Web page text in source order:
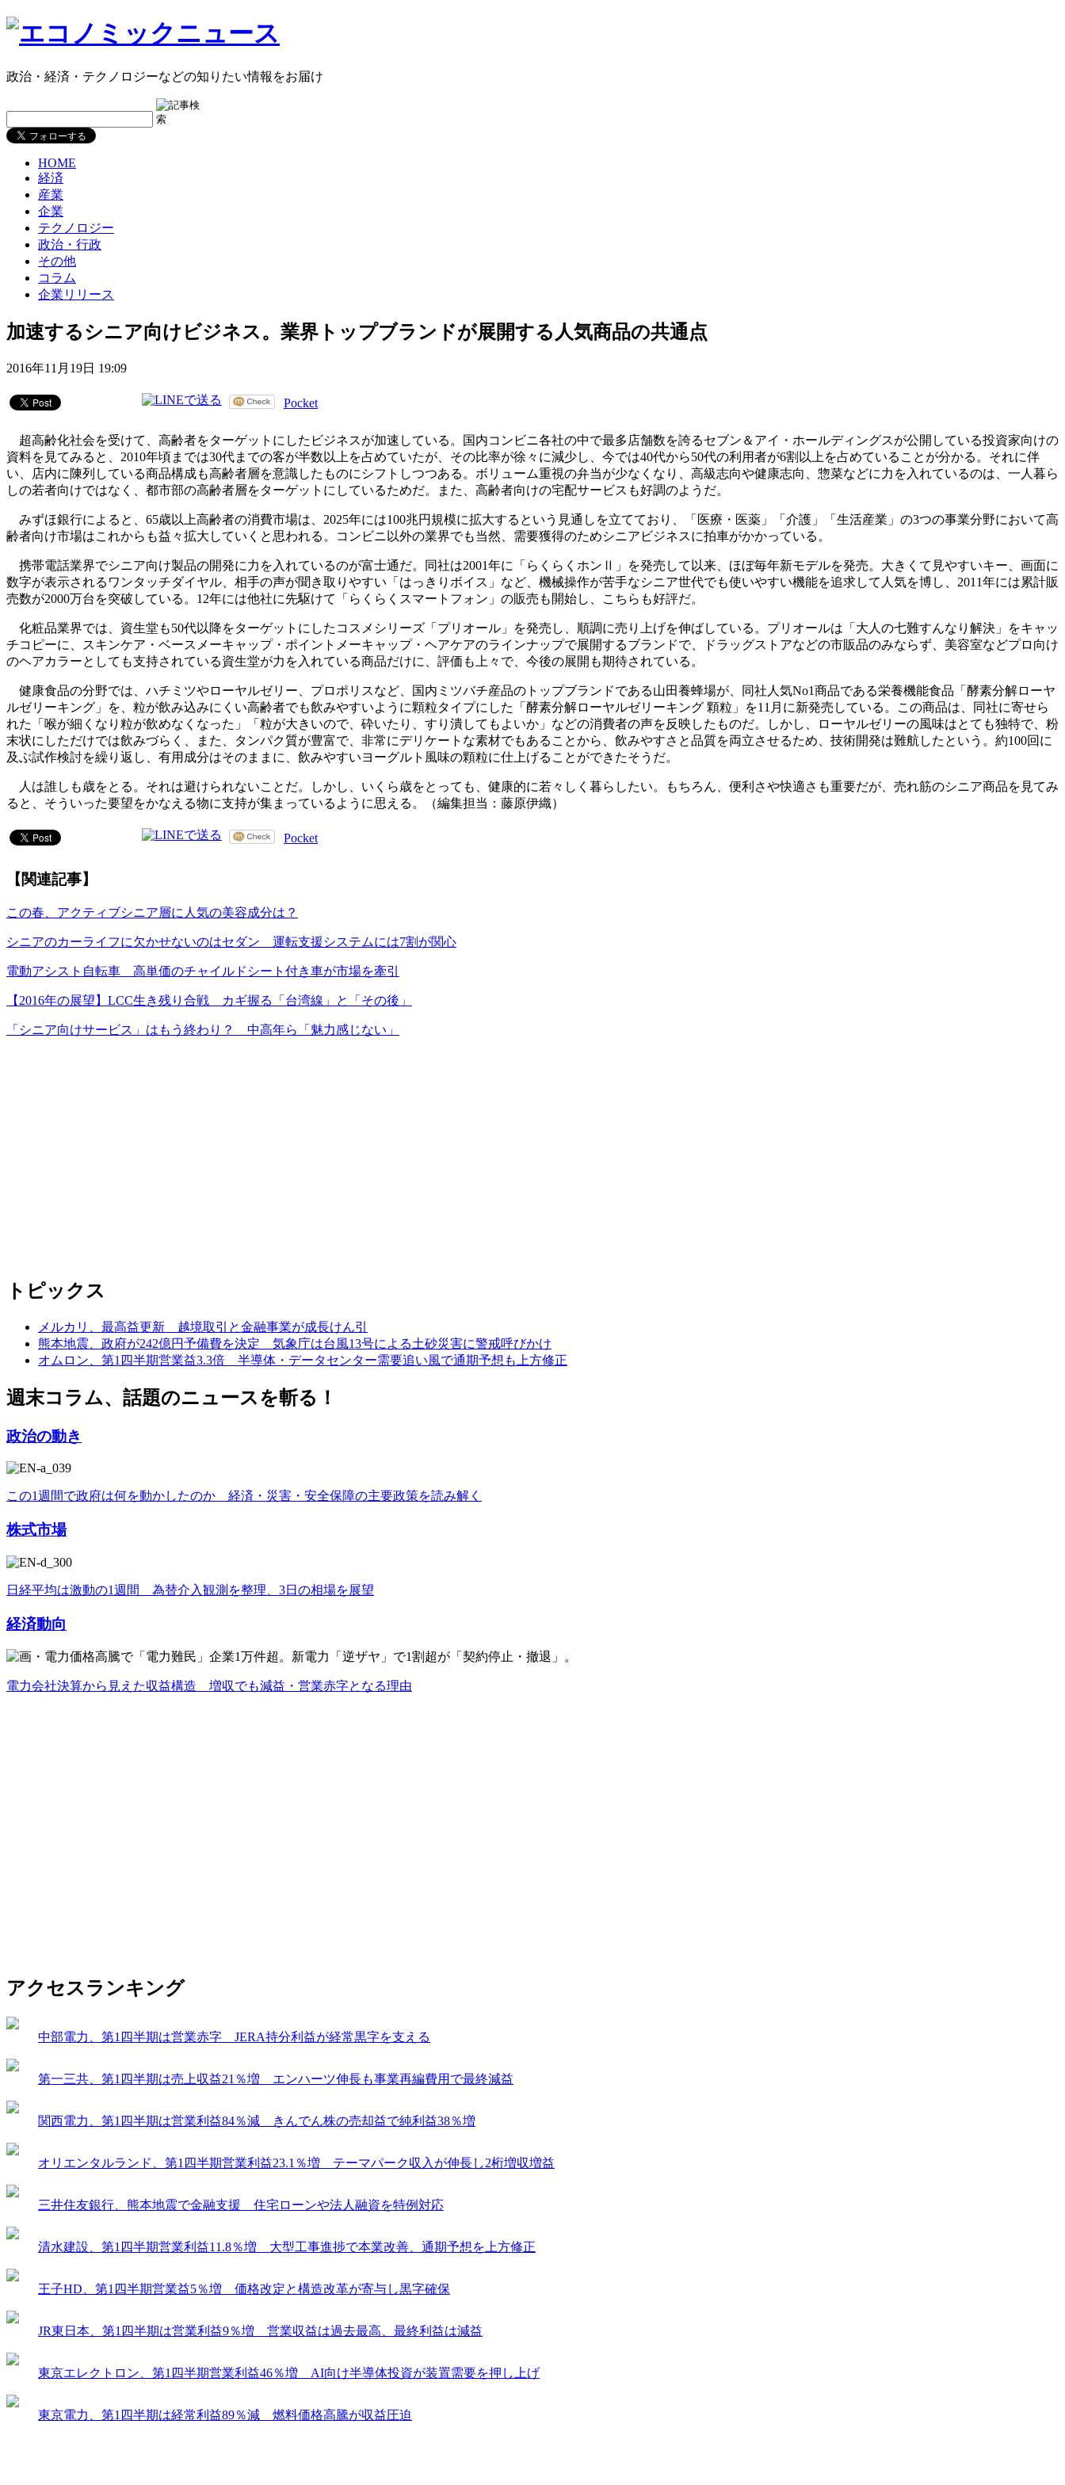
政治・経済・テクノロジーなどの知りたい情報をお届け
HOME
経済
産業
企業
テクノロジー
政治・行政
その他
コラム
企業リリース
加速するシニア向けビジネス。業界トップブランドが展開する人気商品の共通点
2016年11月19日 19:09
Pocket
超高齢化社会を受けて、高齢者をターゲットにしたビジネスが加速している。国内コンビニ各社の中で最多店舗数を誇るセブン＆アイ・ホールディングスが公開している投資家向けの
資料を見てみると、2010年頃までは30代までの客が半数以上を占めていたが、その比率が徐々に減少し、今では40代から50代の利用者が6割以上を占めていることが分かる。それに伴
い、店内に陳列している商品構成も高齢者層を意識したものにシフトしつつある。ボリューム重視の弁当が少なくなり、高級志向や健康志向、惣菜などに力を入れているのは、一人暮ら
しの若者向けではなく、都市部の高齢者層をターゲットにしているためだ。また、高齢者向けの宅配サービスも好調のようだ。
みずほ銀行によると、65歳以上高齢者の消費市場は、2025年には100兆円規模に拡大するという見通しを立てており、「医療・医薬」「介護」「生活産業」の3つの事業分野において高
齢者向け市場はこれからも益々拡大していくと思われる。コンビニ以外の業界でも当然、需要獲得のためシニアビジネスに拍車がかかっている。
携帯電話業界でシニア向け製品の開発に力を入れているのが富士通だ。同社は2001年に「らくらくホンⅡ」を発売して以来、ほぼ毎年新モデルを発売。大きくて見やすいキー、画面に
数字が表示されるワンタッチダイヤル、相手の声が聞き取りやすい「はっきりボイス」など、機械操作が苦手なシニア世代でも使いやすい機能を追求して人気を博し、2011年には累計販
売数が2000万台を突破している。12年には他社に先駆けて「らくらくスマートフォン」の販売も開始し、こちらも好評だ。
化粧品業界では、資生堂も50代以降をターゲットにしたコスメシリーズ「プリオール」を発売し、順調に売り上げを伸ばしている。プリオールは「大人の七難すんなり解決」をキャッ
チコピーに、スキンケア・ベースメーキャップ・ポイントメーキャップ・ヘアケアのラインナップで展開するブランドで、ドラッグストアなどの市販品のみならず、美容室などプロ向け
のヘアカラーとしても支持されている資生堂が力を入れている商品だけに、評価も上々で、今後の展開も期待されている。
健康食品の分野では、ハチミツやローヤルゼリー、プロポリスなど、国内ミツバチ産品のトップブランドである山田養蜂場が、同社人気No1商品である栄養機能食品「酵素分解ローヤ
ルゼリーキング」を、粒が飲み込みにくい高齢者でも飲みやすいように顆粒タイプにした「酵素分解ローヤルゼリーキング 顆粒」を11月に新発売している。この商品は、同社に寄せら
れた「喉が細くなり粒が飲めなくなった」「粒が大きいので、砕いたり、すり潰してもよいか」などの消費者の声を反映したものだ。しかし、ローヤルゼリーの風味はとても独特で、粉
末状にしただけでは飲みづらく、また、タンパク質が豊富で、非常にデリケートな素材でもあることから、飲みやすさと品質を両立させるため、技術開発は難航したという。約100回に
及ぶ試作検討を繰り返し、有用成分はそのままに、飲みやすいヨーグルト風味の顆粒に仕上げることができたそうだ。
人は誰しも歳をとる。それは避けられないことだ。しかし、いくら歳をとっても、健康的に若々しく暮らしたい。もちろん、便利さや快適さも重要だが、売れ筋のシニア商品を見てみ
ると、そういった要望をかなえる物に支持が集まっているように思える。（編集担当：藤原伊織）
Pocket
【関連記事】
この春、アクティブシニア層に人気の美容成分は？
シニアのカーライフに欠かせないのはセダン 運転支援システムには7割が関心
電動アシスト自転車 高単価のチャイルドシート付き車が市場を牽引
【2016年の展望】LCC生き残り合戦 カギ握る「台湾線」と「その後」
「シニア向けサービス」はもう終わり？ 中高年ら「魅力感じない」
トピックス
メルカリ、最高益更新 越境取引と金融事業が成長けん引
熊本地震、政府が242億円予備費を決定 気象庁は台風13号による土砂災害に警戒呼びかけ
オムロン、第1四半期営業益3.3倍 半導体・データセンター需要追い風で通期予想も上方修正
週末コラム、話題のニュースを斬る！
政治の動き
この1週間で政府は何を動かしたのか 経済・災害・安全保障の主要政策を読み解く
株式市場
日経平均は激動の1週間 為替介入観測を整理、3日の相場を展望
経済動向
電力会社決算から見えた収益構造 増収でも減益・営業赤字となる理由
アクセスランキング
中部電力、第1四半期は営業赤字 JERA持分利益が経常黒字を支える
第一三共、第1四半期は売上収益21％増 エンハーツ伸長も事業再編費用で最終減益
関西電力、第1四半期は営業利益84％減 きんでん株の売却益で純利益38％増
オリエンタルランド、第1四半期営業利益23.1％増 テーマパーク収入が伸長し2桁増収増益
三井住友銀行、熊本地震で金融支援 住宅ローンや法人融資を特例対応
清水建設、第1四半期営業利益11.8％増 大型工事進捗で本業改善、通期予想を上方修正
王子HD、第1四半期営業益5％増 価格改定と構造改革が寄与し黒字確保
JR東日本、第1四半期は営業利益9％増 営業収益は過去最高、最終利益は減益
東京エレクトロン、第1四半期営業利益46％増 AI向け半導体投資が装置需要を押し上げ
東京電力、第1四半期は経常利益89％減 燃料価格高騰が収益圧迫